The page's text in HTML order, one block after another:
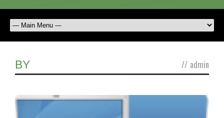
BY // admin